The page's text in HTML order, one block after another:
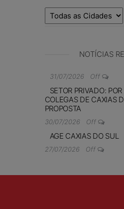
NOTÍCIAS
31/07/2026 Off
SETOR PRIVADO:
COLEGAS DE CAXIAS
PROPOSTA
30/07/2026 Off
AGE CAXIAS DO SUL
27/07/2026 Off